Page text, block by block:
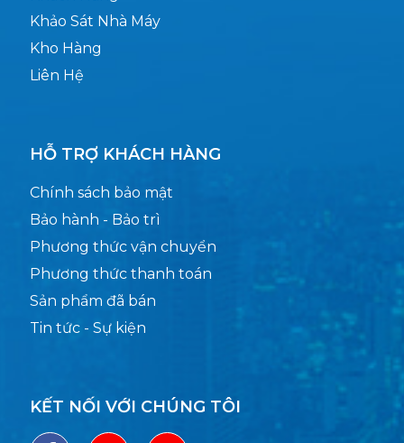
Khảo Sát Nhà Máy
Kho Hàng
Liên Hệ
HỖ TRỢ KHÁCH HÀNG
Chính sách bảo mật
Bảo hành - Bảo trì
Phương thức vận chuyển
Phương thức thanh toán
Sản phẩm đã bán
Tin tức - Sự kiện
KẾT NỐI VỚI CHÚNG TÔI